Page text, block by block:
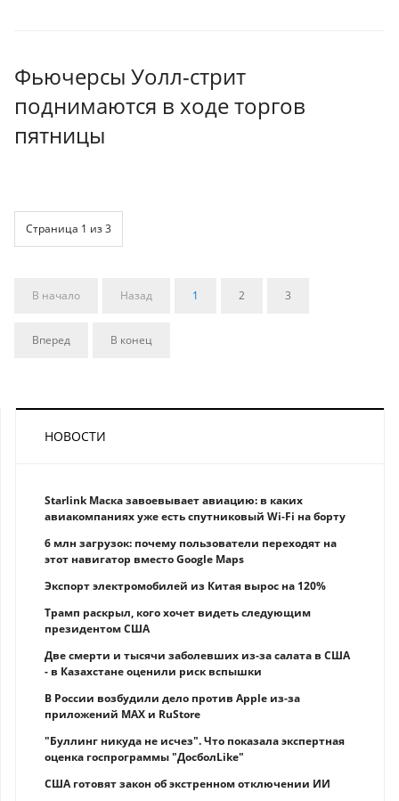
Фьючерсы Уолл-стрит
поднимаются в ходе торгов
пятницы
Страница 1 из 3
В начало Назад 1 2 3
Вперед В конец
НОВОСТИ
Starlink Маска завоевывает авиацию: в каких
авиакомпаниях уже есть спутниковый Wi-Fi на борту
6 млн загрузок: почему пользователи переходят на
этот навигатор вместо Google Maps
Экспорт электромобилей из Китая вырос на 120%
Трамп раскрыл, кого хочет видеть следующим
президентом США
Две смерти и тысячи заболевших из-за салата в США
- в Казахстане оценили риск вспышки
В России возбудили дело против Apple из-за
приложений MAX и RuStore
"Буллинг никуда не исчез". Что показала экспертная
оценка госпрограммы "ДосболLike"
США готовят закон об экстренном отключении ИИ